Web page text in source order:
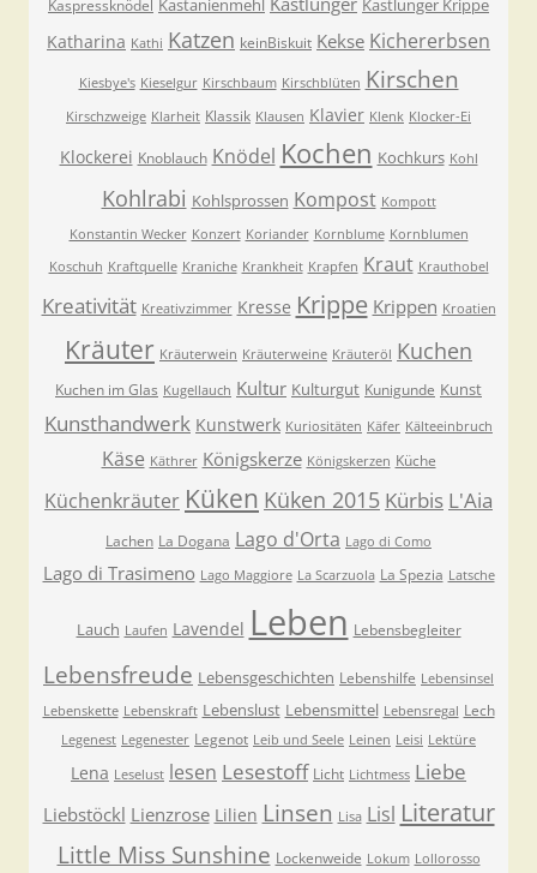
Kaspressknödel Kastanienmehl Kastlunger Krippe
Katharina Kathi Katzen keinBiskuit Kekse Kichererbsen
Kiesbye's Kieselgur Kirschbaum Kirschblüten Kirschen
Kirschzweige Klarheit Klassik Klausen Klavier Klenk Klocker-Ei
Klockerei Knoblauch Knödel Kochen Kochkurs Kohl
Kohlrabi Kohlsprossen Kompost Kompott
Konstantin Wecker Konzert Koriander Kornblume Kornblumen
Koschuh Kraftquelle Kraniche Krankheit Krapfen Kraut Krauthobel
Kreativität Kreativzimmer Kresse Krippe Krippen Kroatien
Kräuter Kräuterwein Kräuterweine Kräuteröl Kuchen
Kuchen im Glas Kugellauch Kultur Kulturgut Kunigunde Kunst
Kunsthandwerk Kunstwerk Kuriositäten Käfer Kälteeinbruch
Käse Käthrer Königskerze Königskerzen Küche
Küchenkräuter Küken Küken 2015 Kürbis L'Aia
Lachen La Dogana Lago d'Orta Lago di Como
Lago di Trasimeno Lago Maggiore La Scarzuola La Spezia Latsche
Lauch Laufen Lavendel Leben Lebensbegleiter
Lebensfreude Lebensgeschichten Lebenshilfe Lebensinsel
Lebenskette Lebenskraft Lebenslust Lebensmittel Lebensregal Lech
Legenest Legenester Legenot Leib und Seele Leinen Leisi Lektüre
Lena Leselust lesen Lesestoff Licht Lichtmess Liebe
Liebstöckl Lienzrose Lilien Linsen Lisa Lisl Literatur
Little Miss Sunshine Lockenweide Lokum Lollorosso